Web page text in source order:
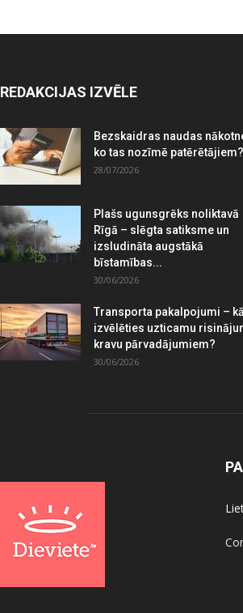
REDAKCIJAS IZVĒLE
Bezskaidras naudas
ko tas nozīmē patērētājiem?
28/07/2026
Plašs ugunsgrēks noliktavā
Rīgā – slēgta satiksme un
izsludināta augstākā
bīstamības...
30/06/2026
Transporta pakalpojumi – kā
izvēlēties uzticamu
kravu pārvadājumiem?
30/06/2026